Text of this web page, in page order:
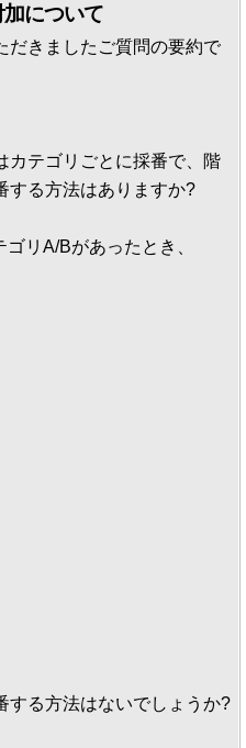
について
だきましたご質問の要約で
カテゴリごとに採番で、階
する方法はありますか?
リA/Bがあったとき、
する方法はないでしょうか?